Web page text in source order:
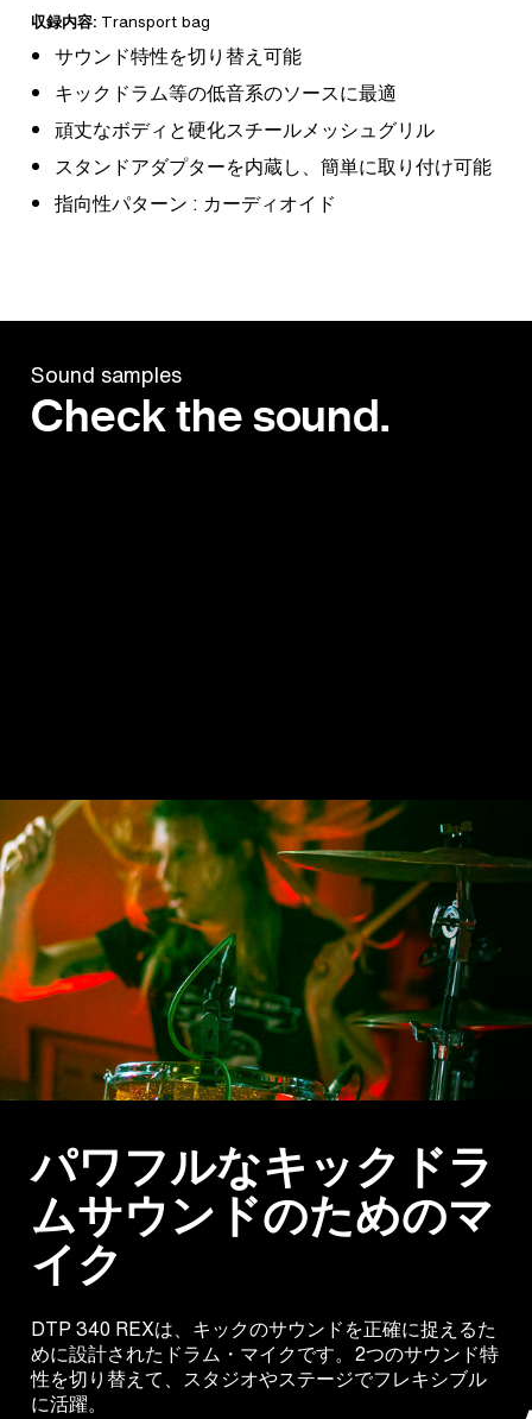
サウンド特性を切り替え可能
キックドラム等の低音系のソースに最適
頑丈なボディと硬化スチールメッシュグリル
スタンドアダプターを内蔵し、簡単に取り付け可能
指向性パターン : カーディオイド
収録内容: Transport bag
Sound samples
Check the sound.
パワフルなキックドラ
ムサウンドのためのマ
イク
DTP 340 REXは、キックのサウンドを正確に捉えるた
めに設計されたドラム・マイクです。2つのサウンド特
性を切り替えて、スタジオやステージでフレキシブル
に活躍。